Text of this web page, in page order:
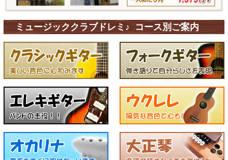
ミュージッククラブドレミ♪ コース別ご案内